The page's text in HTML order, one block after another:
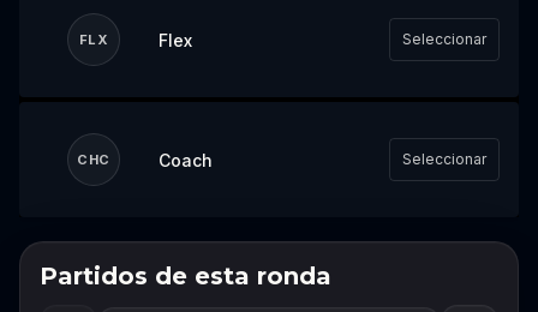
FLX Flex Seleccionar
CHC Coach Seleccionar
No te pierdas el próximo
Partidos de esta ronda